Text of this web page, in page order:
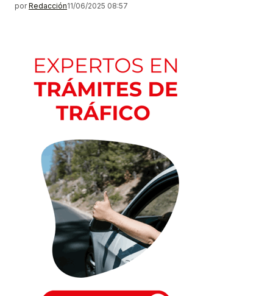
por Redacción11/06/2025 08:57